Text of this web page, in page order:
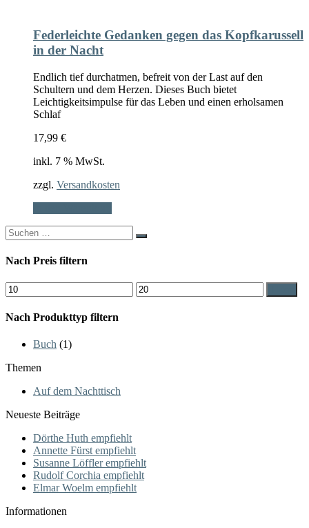
Federleichte Gedanken gegen das Kopfkarussell
in der Nacht
Endlich tief durchatmen, befreit von der Last auf den
Schultern und dem Herzen. Dieses Buch bietet
Leichtigkeitsimpulse für das Leben und einen erholsamen
Schlaf
17,99 €
inkl. 7 % MwSt.
zzgl. Versandkosten
Search
for:
Nach Preis filtern
Min.
Preis
Max.
Preis
Nach Produkttyp filtern
Buch (1)
Themen
Auf dem Nachttisch
Neueste Beiträge
Dörthe Huth empfiehlt
Annette Fürst empfiehlt
Susanne Löffler empfiehlt
Rudolf Corchia empfiehlt
Elmar Woelm empfiehlt
Informationen